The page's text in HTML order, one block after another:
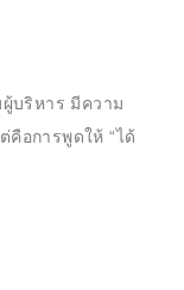
บริหาร มีความ
คือการพูดให้ “ได้